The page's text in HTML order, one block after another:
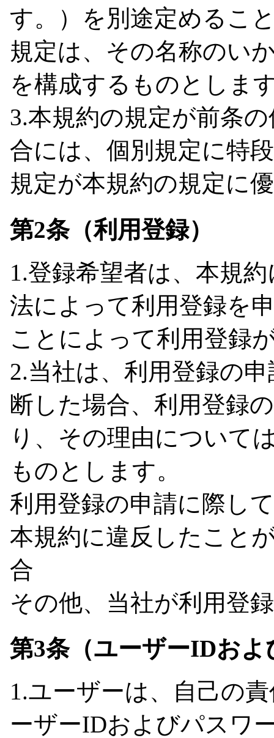
す。）を別途定めるこ
規定は、その名称のい
を構成するものとしま
3.本規約の規定が前条
合には、個別規定に特
規定が本規約の規定に
第2条（利用登録）
1.登録希望者は、本規
法によって利用登録を
ことによって利用登録
2.当社は、利用登録の
断した場合、利用登録
り、その理由について
ものとします。
利用登録の申請に際し
本規約に違反したこと
合
その他、当社が利用登
第3条（ユーザーIDお
1.ユーザーは、自己の
ーザーIDおよびパスワ